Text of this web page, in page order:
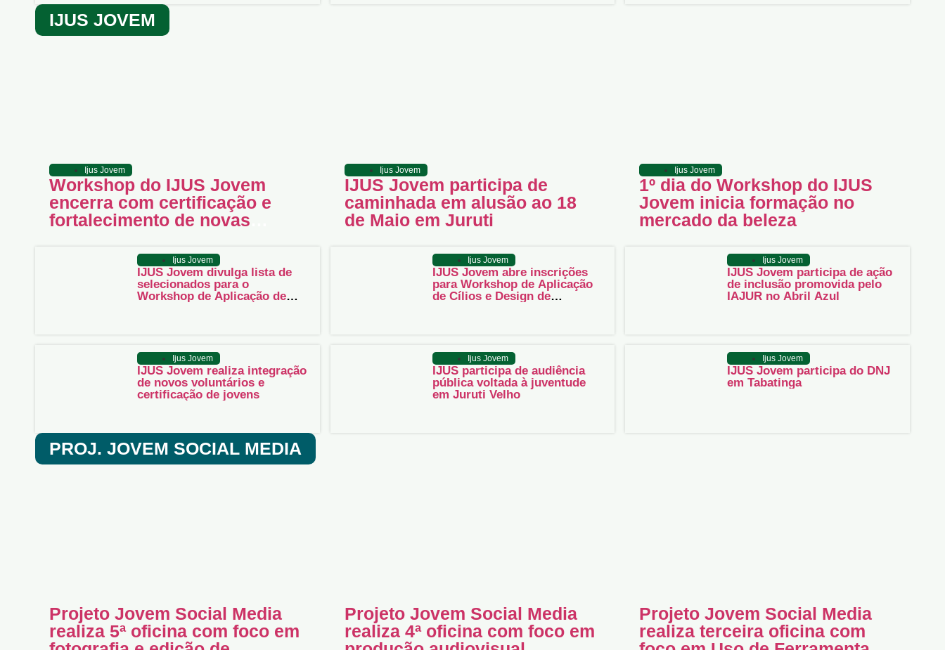
IJUS JOVEM
Ijus Jovem
Workshop do IJUS Jovem
encerra com certificação e
fortalecimento de novas
Ijus Jovem
IJUS Jovem participa de
caminhada em alusão ao 18
de Maio em Juruti
Ijus Jovem
1º dia do Workshop do IJUS
Jovem inicia formação no
mercado da beleza
Ijus Jovem
IJUS Jovem divulga lista de
selecionados para o
Workshop de Aplicação de
Ijus Jovem
IJUS Jovem abre inscrições
para Workshop de Aplicação
de Cílios e Design de
Ijus Jovem
IJUS Jovem participa de ação
de inclusão promovida pelo
IAJUR no Abril Azul
Ijus Jovem
IJUS Jovem realiza integração
de novos voluntários e
certificação de jovens
Ijus Jovem
IJUS participa de audiência
pública voltada à juventude
em Juruti Velho
Ijus Jovem
IJUS Jovem participa do DNJ
em Tabatinga
PROJ. JOVEM SOCIAL MEDIA
Projeto Jovem Social Media
realiza 5ª oficina com foco em
Projeto Jovem Social Media
realiza 4ª oficina com foco em
Projeto Jovem Social Media
realiza terceira oficina com